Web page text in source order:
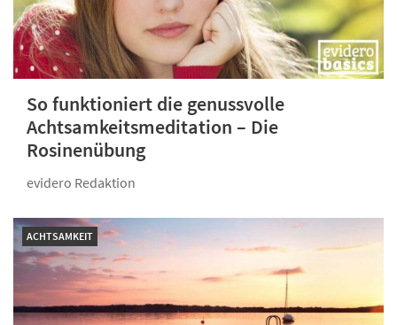
So funktioniert die genussvolle
Achtsamkeitsmeditation – Die
Rosinenübung
evidero Redaktion
ACHTSAMKEIT